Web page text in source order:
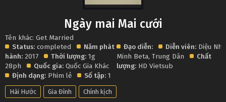
Ngày mai Mai cưới
Tên khác: Get Married
Status: completed
Năm phát
hành: 2017 Thời lượng: 1g
28ph
Quốc gia: Quốc Gia Khác
Định dạng: Phim lẻ Số tập: 1
Đạo diễn: Diễn viên: Diệu Nhi
Minh Beta,Trung Dân
Chất
lượng: HD Vietsub
Hài Hước Gia Đình Chính kịch